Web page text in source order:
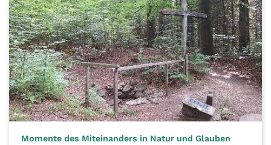
Momente des Miteinanders in Natur und Glauben